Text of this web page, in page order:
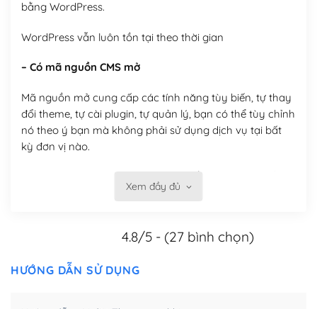
bằng WordPress.
WordPress vẫn luôn tồn tại theo thời gian
– Có mã nguồn CMS mở
Mã nguồn mở cung cấp các tính năng tùy biến, tự thay
đổi theme, tự cài plugin, tự quản lý, bạn có thể tùy chỉnh
nó theo ý bạn mà không phải sử dụng dịch vụ tại bất
kỳ đơn vị nào.
Xem đầy đủ
4.8/5 - (27 bình chọn)
HƯỚNG DẪN SỬ DỤNG